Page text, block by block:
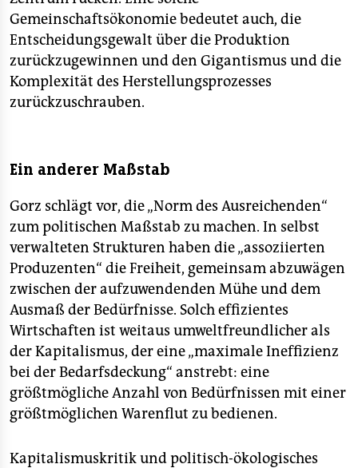
Gemeinschaftsökonomie bedeutet auch, die
Entscheidungsgewalt über die Produktion
zurückzugewinnen und den Gigantismus und die
Komplexität des Herstellungsprozesses
zurückzuschrauben.
Ein anderer Maßstab
Gorz schlägt vor, die „Norm des Ausreichenden“
zum politischen Maßstab zu machen. In selbst
verwalteten Strukturen haben die „assoziierten
Produzenten“ die Freiheit, gemeinsam abzuwägen
zwischen der aufzuwendenden Mühe und dem
Ausmaß der Bedürfnisse. Solch effizientes
Wirtschaften ist weitaus umweltfreundlicher als
der Kapitalismus, der eine „maximale Ineffizienz
bei der Bedarfsdeckung“ anstrebt: eine
größtmögliche Anzahl von Bedürfnissen mit einer
größtmöglichen Warenflut zu bedienen.
Kapitalismuskritik und politisch-ökologisches